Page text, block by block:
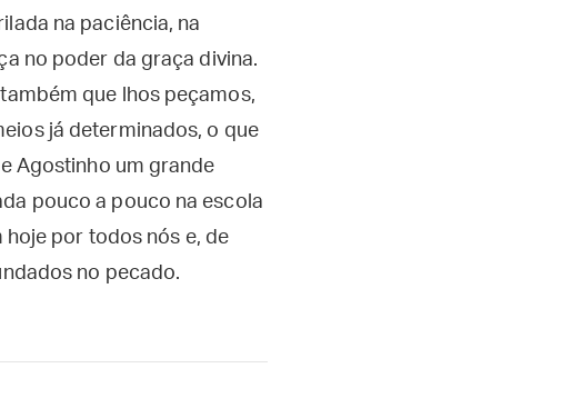
na paciência, na
no poder da graça divina.
que lhos peçamos,
já determinados, o que
Agostinho um grande
pouco a pouco na escola
hoje por todos nós e, de
no pecado.